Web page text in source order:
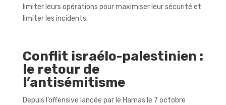
limiter leurs opérations pour maximiser leur sécurité et
limiter les incidents.
Conflit israélo-palestinien :
le retour de
l’antisémitisme
Depuis l’offensive lancée par le Hamas le 7 octobre